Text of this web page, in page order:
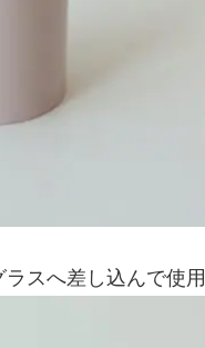
スへ差し込んで使